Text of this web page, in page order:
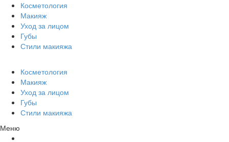
Косметология
Макияж
Уход за лицом
Губы
Стили макияжа
Косметология
Макияж
Уход за лицом
Губы
Стили макияжа
Меню